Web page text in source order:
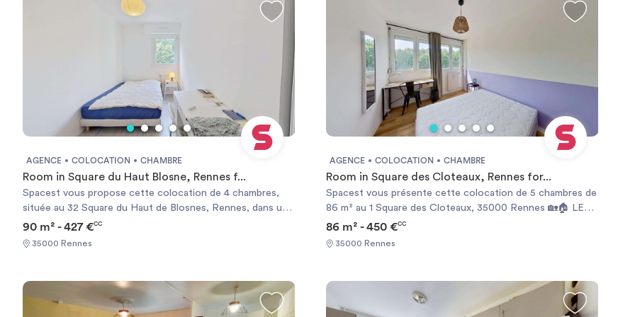
AGENCE COLOCATION CHAMBRE
Room in Square du Haut Blosne, Rennes f...
Spacest vous propose cette colocation de 4 chambres,
située au 32 Square du Haut de Blosnes, Rennes, dans un
appartement de 90m².🏠 LES ESPACES COMMUNSLa
pièce de vie est meublée avec deux canapés, une table
basse, un meuble TV et une télévision.La cuisine séparée
cuisson, d’une hotte, d’un évier, d’un réfrigérateur avec
compartiment congélateur, d’un lave-vaisselle, d’une
machine à laver, d’une bouilloire, d’une machine à café, d’un
90 m² - 427 €CC
35000 Rennes
AGENCE COLOCATION CHAMBRE
Room in Square des Cloteaux, Rennes for...
Spacest vous présente cette colocation de 5 chambres de
86 m² au 1 Square des Cloteaux, 35000 Rennes 🏡🏠 LES
ESPACES COMMUNSLa pièce de vie, lumineuse et
accueillante, est meublée avec un canapé confortable, une
grande télévision murale, un ilot central faisant office de
décoration est soignée, pour un espace à la fois convivial
et moderne.L'ilot cuisine est équipée d’un four ainsi que
plaques de cuisson 4 feux. Le reste de la cuisine comporte
86 m² - 450 €CC
35000 Rennes